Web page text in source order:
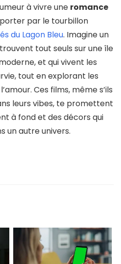
à vivre une romance
par le tourbillon
du Lagon Bleu. Imagine un
tout seuls sur une île
et qui vivent les
tout en explorant les
Ces films, même s’ils
leurs vibes, te promettent
à fond et des décors qui
un autre univers.